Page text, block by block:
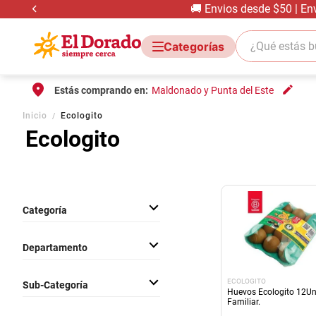
🚚 Envios desde $50 |
¿Qué estás
Estás comprando en: Maldonado y Punta del Este
Inicio Ecologito
Ecologito
Departamento
Categoría
Sub-Categoría ECOLOGITO
Huevos Ecologito
Familiar.